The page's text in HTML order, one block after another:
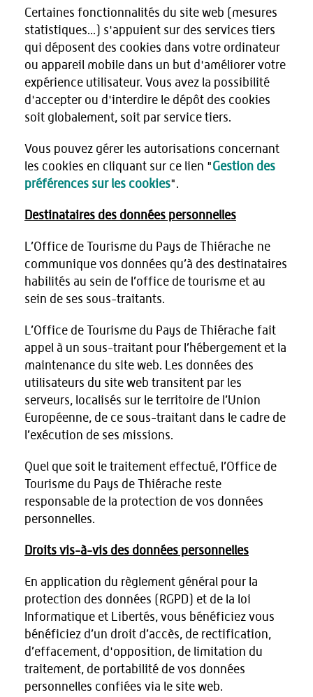
Certaines fonctionnalités du site web (mesures
statistiques...) s'appuient sur des services tiers
qui déposent des cookies dans votre ordinateur
ou appareil mobile dans un but d'améliorer votre
expérience utilisateur. Vous avez la possibilité
d'accepter ou d'interdire le dépôt des cookies
soit globalement, soit par service tiers.
Vous pouvez gérer les autorisations concernant
les cookies en cliquant sur ce lien "Gestion des
préférences sur les cookies".
Destinataires des données personnelles
L’Office de Tourisme du Pays de Thiérache ne
communique vos données qu’à des destinataires
habilités au sein de l’office de tourisme et au
sein de ses sous-traitants.
L’Office de Tourisme du Pays de Thiérache fait
appel à un sous-traitant pour l’hébergement et la
maintenance du site web. Les données des
utilisateurs du site web transitent par les
serveurs, localisés sur le territoire de l’Union
Européenne, de ce sous-traitant dans le cadre de
l’exécution de ses missions.
Quel que soit le traitement effectué, l’Office de
Tourisme du Pays de Thiérache reste
responsable de la protection de vos données
personnelles.
Droits vis-à-vis des données personnelles
En application du règlement général pour la
protection des données (RGPD) et de la loi
Informatique et Libertés, vous bénéficiez vous
bénéficiez d’un droit d’accès, de rectification,
d’effacement, d'opposition, de limitation du
traitement, de portabilité de vos données
personnelles confiées via le site web.